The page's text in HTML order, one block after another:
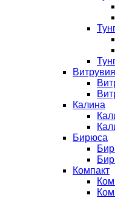
Витрувия
Калина
Бирюса
Компакт